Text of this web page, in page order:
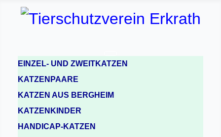
EINZEL- UND ZWEITKATZEN
KATZENPAARE
KATZEN AUS BERGHEIM
KATZENKINDER
HANDICAP-KATZEN